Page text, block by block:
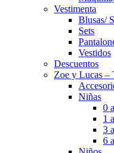
Vestimenta
Blusas/
Sets
Vestidos
Descuentos
Zoe y Lucas –
Niñas
0
1
3
6